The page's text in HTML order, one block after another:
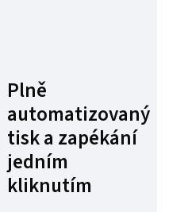
Plně
automatizovaný
tisk a zapékání
jedním
kliknutím